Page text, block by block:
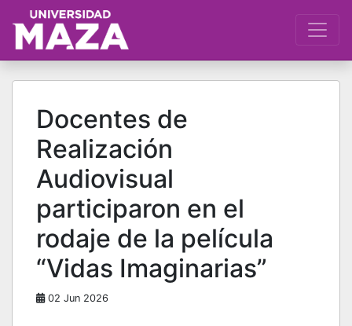
Docentes de
Realización
Audiovisual
participaron en el
rodaje de la película
“Vidas Imaginarias”
02 Jun 2026